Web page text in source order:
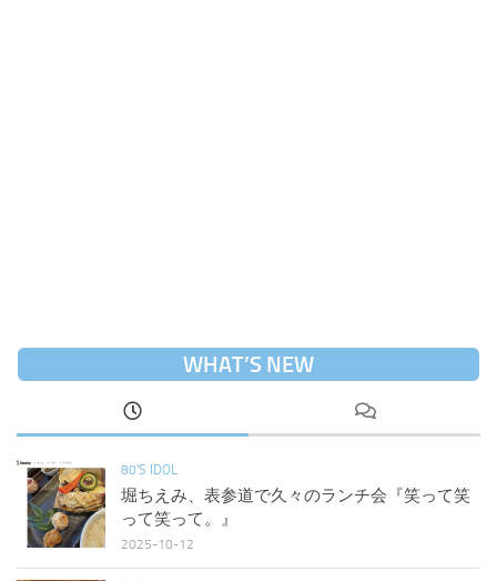
WHAT’S NEW
80'S IDOL
堀ちえみ、表参道で久々のランチ会『笑って笑
って笑って。』
2025-10-12